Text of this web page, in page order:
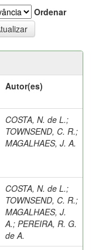
Ordenar
Autor(es)
COSTA, N. de L.;
TOWNSEND, C. R.;
MAGALHAES, J. A.
COSTA, N. de L.;
TOWNSEND, C. R.;
MAGALHAES, J.
A.; PEREIRA, R. G.
de A.